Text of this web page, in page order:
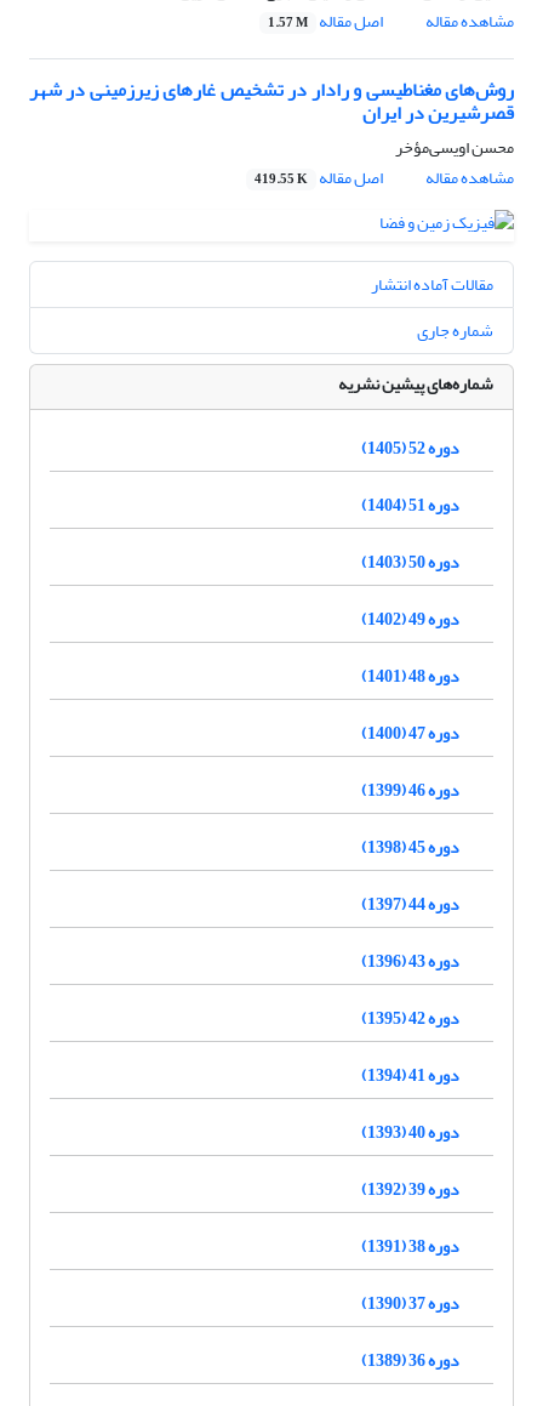
مشاهده مقاله
اصل مقاله 1.57 M
روش‌های مغناطیسی و رادار در تشخیص غارهای زیرزمینی در شهر
قصرشیرین در ایران
محسن اویسی‌مؤخر
مشاهده مقاله
اصل مقاله 419.55 K
مقالات آماده انتشار
شماره جاری
شماره‌های پیشین نشریه
دوره 52 (1405)
دوره 51 (1404)
دوره 50 (1403)
دوره 49 (1402)
دوره 48 (1401)
دوره 47 (1400)
دوره 46 (1399)
دوره 45 (1398)
دوره 44 (1397)
دوره 43 (1396)
دوره 42 (1395)
دوره 41 (1394)
دوره 40 (1393)
دوره 39 (1392)
دوره 38 (1391)
دوره 37 (1390)
دوره 36 (1389)